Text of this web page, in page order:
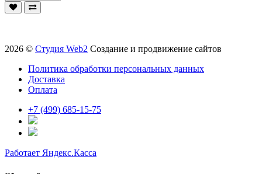
2026 © Студия Web2 Создание и продвижение сайтов
Политика обработки персональных данных
Доставка
Оплата
+7 (499) 685-15-75
Работает Яндекс.Касса